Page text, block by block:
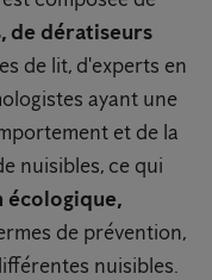
de dératiseurs
de lit, d'experts en
ayant une
et de la
nuisibles, ce qui
écologique,
de prévention,
nuisibles.